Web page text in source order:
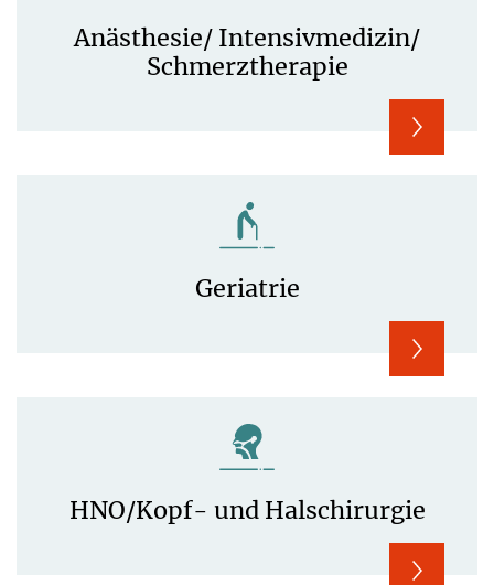
Anästhesie/ Intensivmedizin/
Schmerztherapie
Geriatrie
HNO/Kopf- und Halschirurgie